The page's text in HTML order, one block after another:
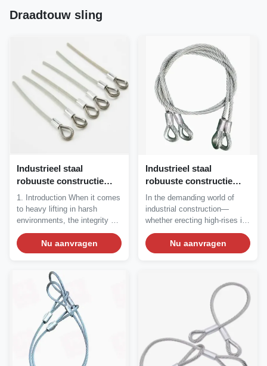
Draadtouw sling
Industrieel staal
robuuste constructie
zware geperste stalen
draad touw sling voor de
bouw
1. Introduction When it comes
to heavy lifting in harsh
environments, the integrity of
your...
Nu aanvragen
Industrieel staal
robuuste constructie
zware geperste stalen
draad touw sling voor de
bouw
In the demanding world of
industrial construction—
whether erecting high-rises in
Auckland,...
Nu aanvragen